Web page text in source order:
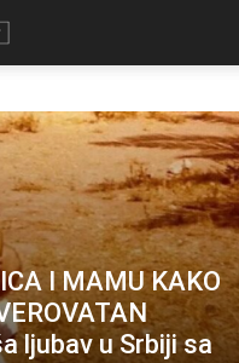
I MAMU KAKO
ljubav u Srbiji sa